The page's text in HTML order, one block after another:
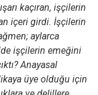
kaçıran, işçilerin
içeri girdi. İşçilerin
aylarca
işçilerin emeğini
Anayasal
üye olduğu için